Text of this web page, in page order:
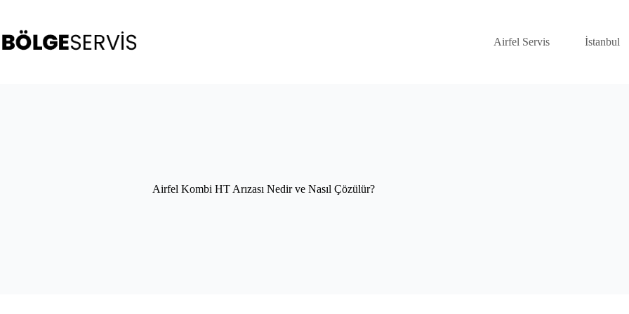
content
Airfel Servis
İstanbul
Airfel Kombi HT Arızası Nedir ve Nasıl Çözülür?